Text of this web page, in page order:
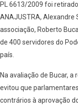
PL 6613/2009 foi
ANAJUSTRA, Alexandre
associação, Roberto
de 400 servidores do
país.
Na avaliação de Bucar,
evitou que
contrários à aprovação